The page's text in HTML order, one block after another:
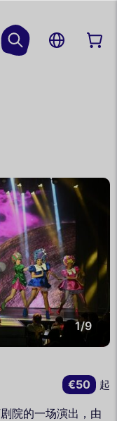
1/9
院的一场演出，由
€50 起